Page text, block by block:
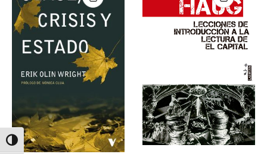
Alternar alto contraste